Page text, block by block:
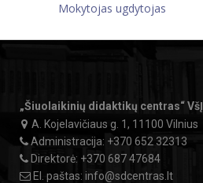
Mokytojas ugdytojas
„Šiuolaikinių didaktikų centras“ VšĮ
A. Kojelavičiaus g. 1, 11100 Vilnius
Administracija: +370 652 32313
Direktorė: +370 687 47684
El. paštas: info@sdcentras.lt